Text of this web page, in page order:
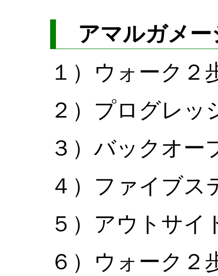
アマルガメー
１）ウォーク２
２）プログレッ
３）バックオー
４）ファイブス
５）アウトサイ
６）ウォーク２